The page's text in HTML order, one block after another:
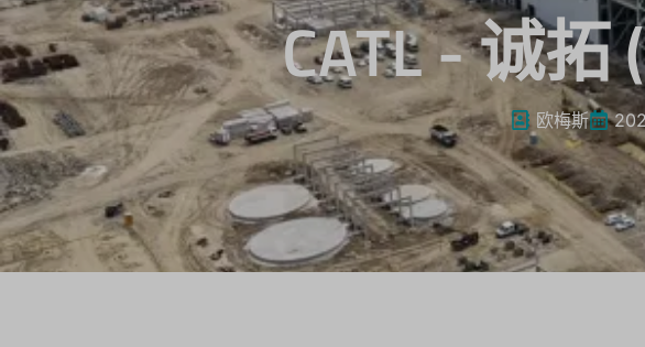
CATL - 诚
欧梅斯